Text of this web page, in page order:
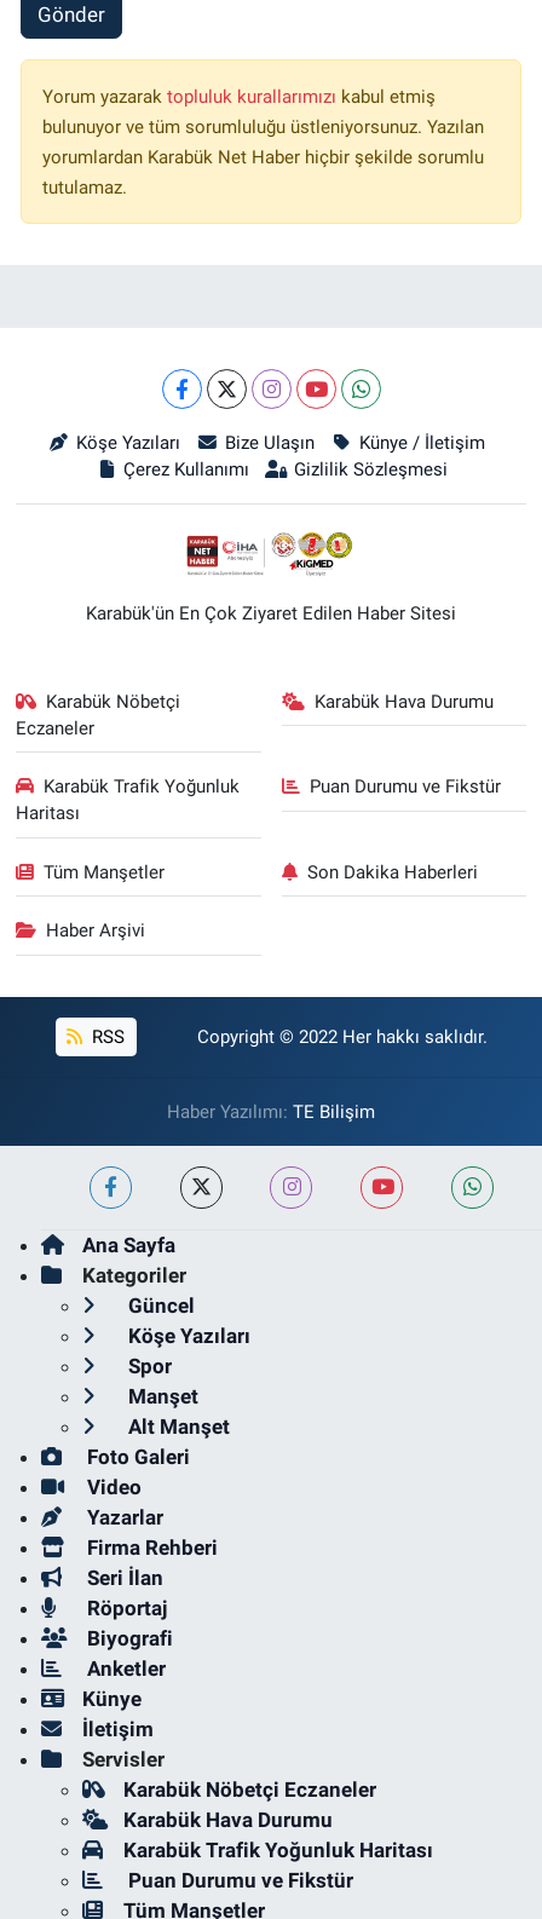
Gönder
Yorum yazarak topluluk kurallarımızı kabul etmiş
bulunuyor ve tüm sorumluluğu üstleniyorsunuz. Yazılan
yorumlardan Karabük Net Haber hiçbir şekilde sorumlu
tutulamaz.
Köşe Yazıları Bize Ulaşın
Künye / İletişim
Çerez Kullanımı
Gizlilik Sözleşmesi
Karabük'ün En Çok Ziyaret Edilen Haber Sitesi
Karabük Nöbetçi
Eczaneler
Karabük Hava Durumu
Karabük Trafik Yoğunluk
Haritası
Puan Durumu ve Fikstür
Tüm Manşetler Son Dakika Haberleri
Haber Arşivi
RSS Copyright © 2022 Her hakkı saklıdır.
Haber Yazılımı: TE Bilişim
Ana Sayfa
Kategoriler
Güncel
Köşe Yazıları
Spor
Manşet
Alt Manşet
Foto Galeri
Video
Yazarlar
Firma Rehberi
Seri İlan
Röportaj
Biyografi
Anketler
Künye
İletişim
Servisler
Karabük Nöbetçi Eczaneler
Karabük Hava Durumu
Karabük Trafik Yoğunluk Haritası
Puan Durumu ve Fikstür
Tüm Manşetler